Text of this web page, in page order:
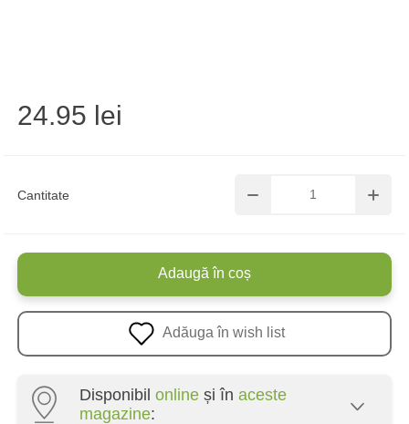
Cantitate
24.95 lei
Adaugă în coș
Adăuga în wish list
Disponibil online și în aceste
magazine: